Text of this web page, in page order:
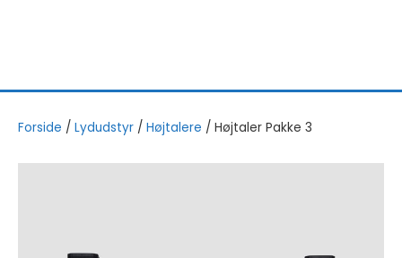
Forside / Lydudstyr / Højtalere / Højtaler Pakke 3